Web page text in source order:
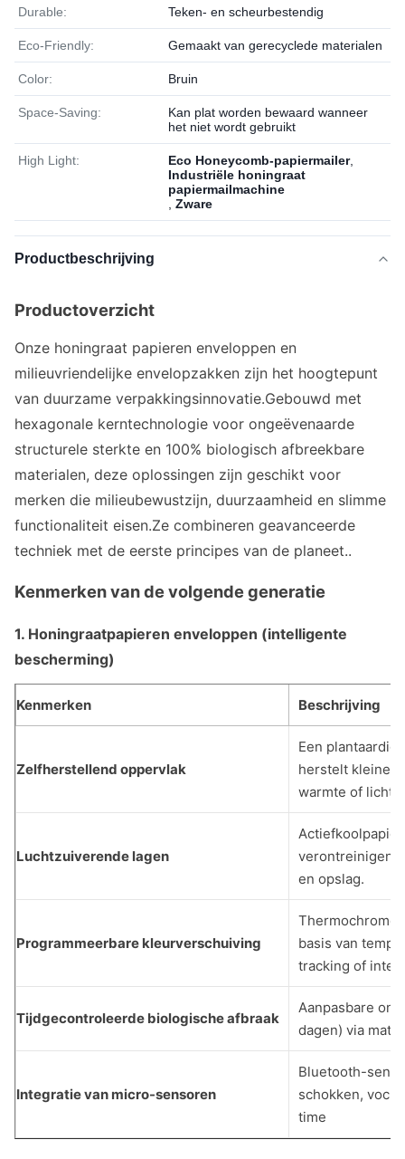
Durable: Teken- en scheurbestendig
Eco-Friendly: Gemaakt van gerecyclede materialen
Color: Bruin
Space-Saving:
Kan plat worden bewaard wanneer
het niet wordt gebruikt
High Light: Eco Honeycomb-papiermailer,
Industriële honingraat
papiermailmachine
Zware
Productbeschrijving
Productoverzicht
Onze honingraat papieren enveloppen en
milieuvriendelijke envelopzakken zijn het hoogtepunt
van duurzame verpakkingsinnovatie.Gebouwd met
hexagonale kerntechnologie voor ongeëvenaarde
structurele sterkte en 100% biologisch afbreekbare
materialen, deze oplossingen zijn geschikt voor
merken die milieubewustzijn, duurzaamheid en slimme
functionaliteit eisen.Ze combineren geavanceerde
techniek met de eerste principes van de planeet..
Kenmerken van de volgende generatie
1. Honingraatpapieren enveloppen (intelligente
bescherming)
Kenmerken Beschrijving
Zelfherstellend oppervlak
Een
herstelt kleine
warmte of licht.
Luchtzuiverende lagen
en opslag.
Programmeerbare kleurverschuiving
Thermochrome
basis van
tracking of
Tijdgecontroleerde biologische afbraak
Aanpasbare
dagen) via
Integratie van micro-sensoren
Bluetooth-
schokken,
time